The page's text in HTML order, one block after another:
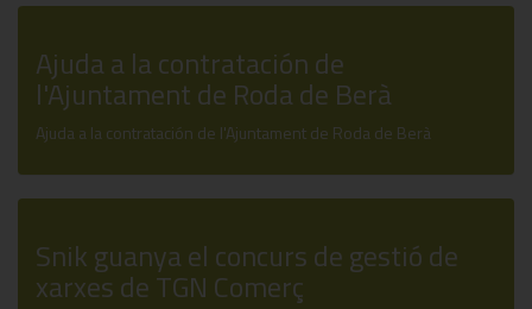
Ajuda a la contratación de
l'Ajuntament de Roda de Berà
Ajuda a la contratación de l'Ajuntament de Roda de Berà
Snik guanya el concurs de gestió de
xarxes de TGN Comerç